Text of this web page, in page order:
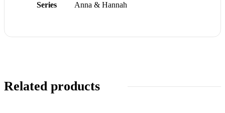
Series Anna & Hannah
Related products